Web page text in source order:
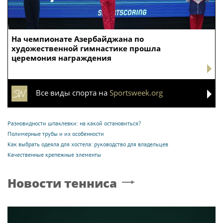
На чемпионате Азербайджана по
художественной гимнастике прошла
церемония награждения
Все виды спорта на Sportsweek.org
Разновидности шпаклевки: на какой остановиться?
Полимерные трубы и их особенности
Как выбрать одеяла для хостела: руководство для владельцев
Качественные крепежные элементы
Новости тенниса